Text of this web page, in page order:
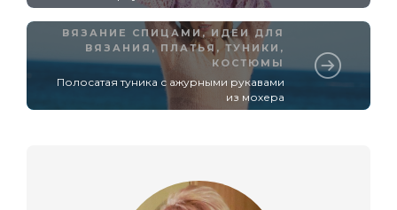
ВЯЗАНИЕ СПИЦАМИ, ИДЕИ ДЛЯ
ВЯЗАНИЯ , ПЛАТЬЯ, ТУНИКИ,
КОСТЮМЫ
Полосатая туника с ажурными рукавами
из мохера